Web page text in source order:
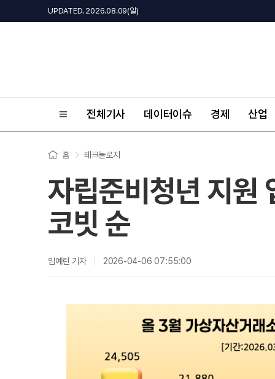
UPDATED. 2026.08.09(일)
전체기사 데이터이슈 경제 산업
홈 테크놀로지
자립준비청년 지원
코빗 순
임예린 기자 2026-04-06 07:55:00